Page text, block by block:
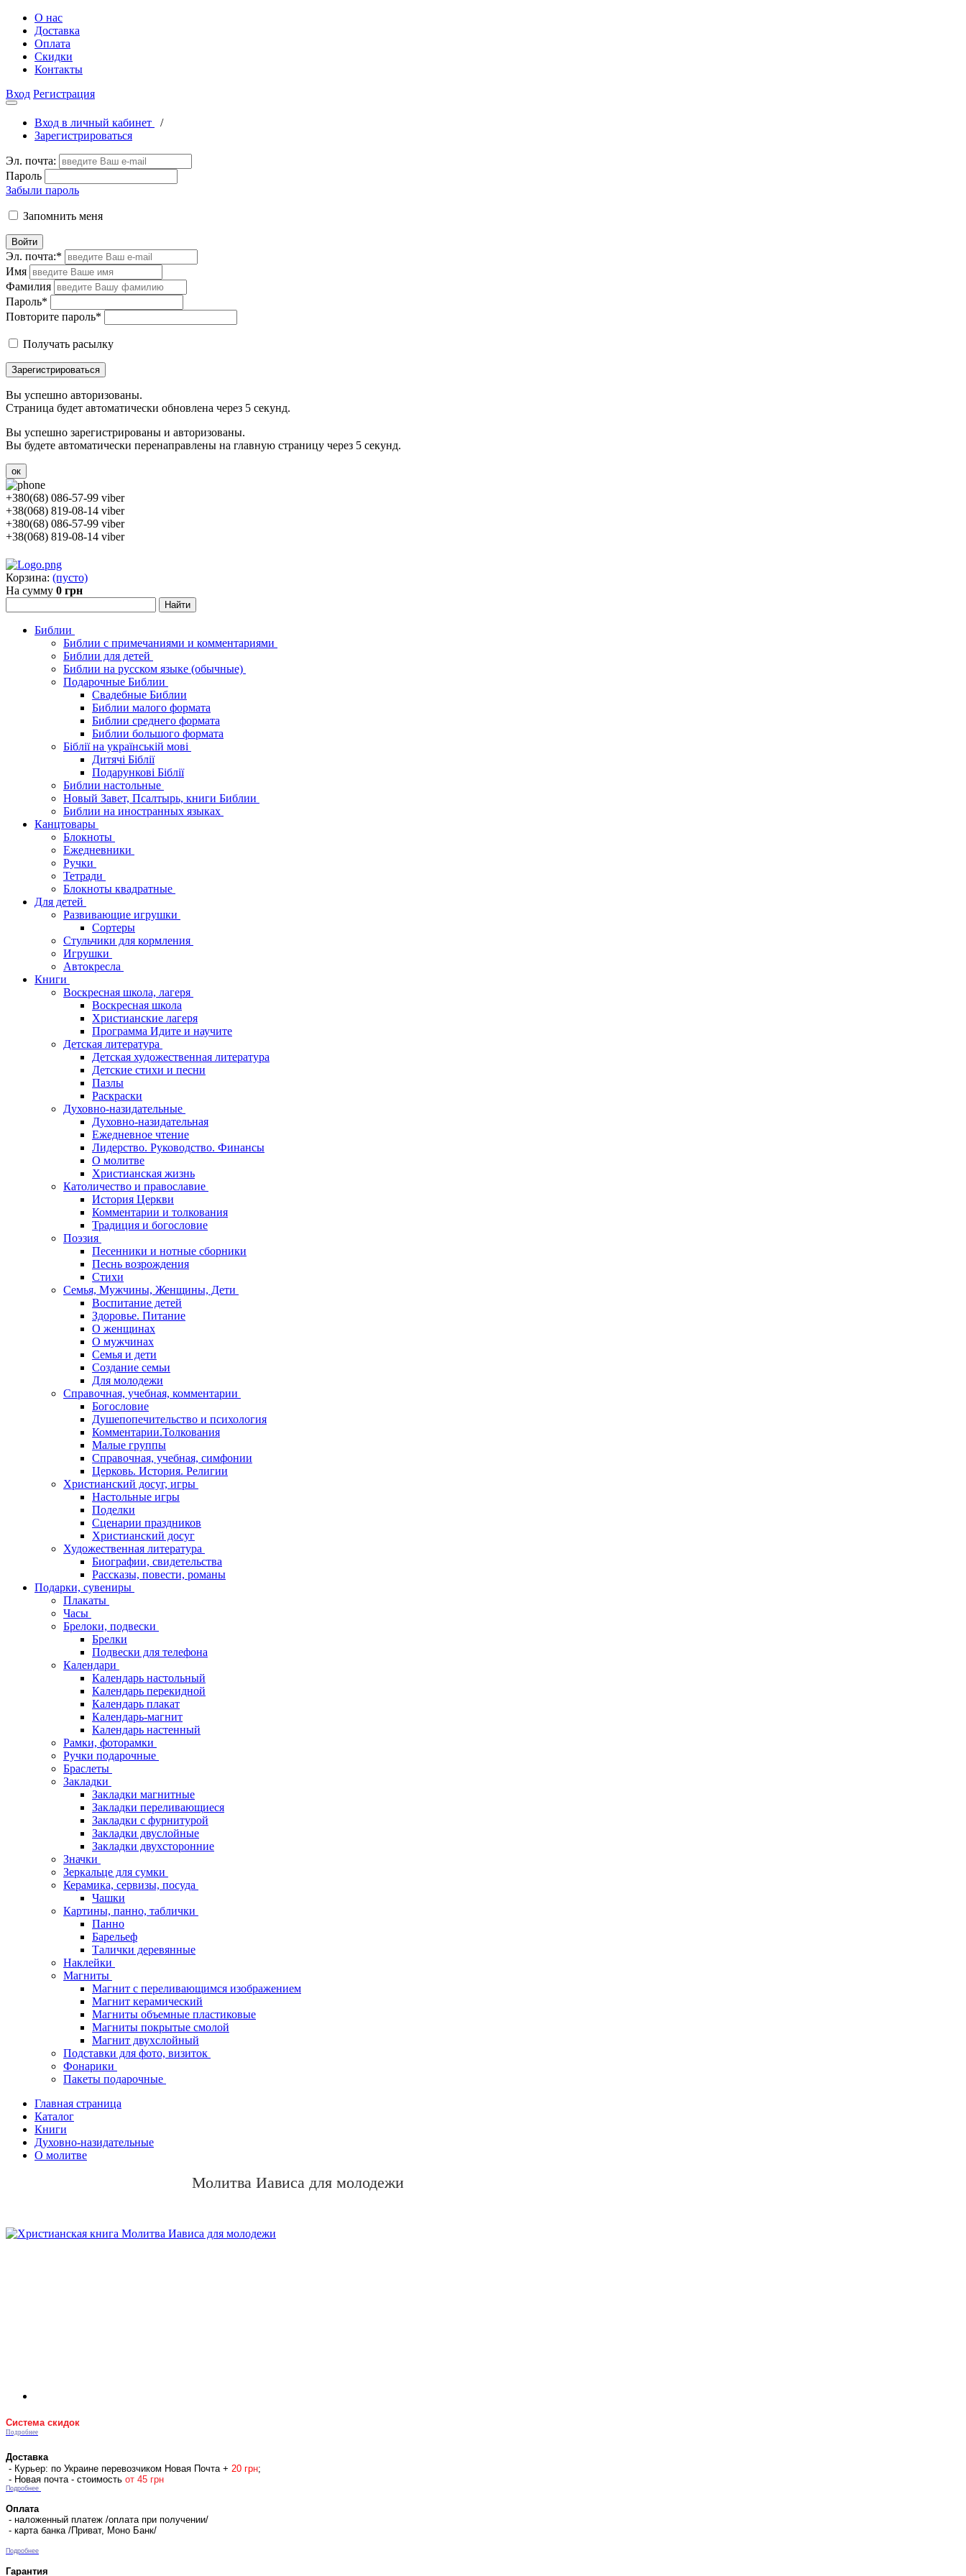
О нас
Доставка
Оплата
Скидки
Контакты
Вход Регистрация
Вход в личный кабинет
/
Зарегистрироваться
Эл. почта:
Пароль
Забыли пароль
Запомнить меня
Войти
Эл. почта:*
Имя
Фамилия
Пароль*
Повторите пароль*
Получать расылку
Зарегистрироваться
Вы успешно авторизованы.
Страница будет автоматически обновлена через 5 секунд.
Вы успешно зарегистрированы и авторизованы.
Вы будете автоматически перенаправлены на главную страницу через 5 секунд.
ок
+380(68) 086-57-99 viber
+38(068) 819-08-14 viber
+380(68) 086-57-99 viber
+38(068) 819-08-14 viber
Корзина: (пусто)
На сумму 0 грн
Библии
Библии с примечаниями и комментариями
Библии для детей
Библии на русском языке (обычные)
Подарочные Библии
Свадебные Библии
Библии малого формата
Библии среднего формата
Библии большого формата
Біблії на українській мові
Дитячі Біблії
Подарункові Біблії
Библии настольные
Новый Завет, Псалтырь, книги Библии
Библии на иностранных языках
Канцтовары
Блокноты
Ежедневники
Ручки
Тетради
Блокноты квадратные
Для детей
Развивающие игрушки
Сортеры
Стульчики для кормления
Игрушки
Автокресла
Книги
Воскресная школа, лагеря
Воскресная школа
Христианские лагеря
Программа Идите и научите
Детская литература
Детская художественная литература
Детские стихи и песни
Пазлы
Раскраски
Духовно-назидательные
Духовно-назидательная
Ежедневное чтение
Лидерство. Руководство. Финансы
О молитве
Христианская жизнь
Католичество и православие
История Церкви
Комментарии и толкования
Традиция и богословие
Поэзия
Песенники и нотные сборники
Песнь возрождения
Стихи
Семья, Мужчины, Женщины, Дети
Воспитание детей
Здоровье. Питание
О женщинах
О мужчинах
Семья и дети
Создание семьи
Для молодежи
Справочная, учебная, комментарии
Богословие
Душепопечительство и психология
Комментарии.Толкования
Малые группы
Справочная, учебная, симфонии
Церковь. История. Религии
Христианский досуг, игры
Настольные игры
Поделки
Сценарии праздников
Христианский досуг
Художественная литература
Биографии, свидетельства
Рассказы, повести, романы
Подарки, сувениры
Плакаты
Часы
Брелоки, подвески
Брелки
Подвески для телефона
Календари
Календарь настольный
Календарь перекидной
Календарь плакат
Календарь-магнит
Календарь настенный
Рамки, фоторамки
Ручки подарочные
Браслеты
Закладки
Закладки магнитные
Закладки переливающиеся
Закладки с фурнитурой
Закладки двуслойные
Закладки двухсторонние
Значки
Зеркальце для сумки
Керамика, сервизы, посуда
Чашки
Картины, панно, таблички
Панно
Барельеф
Талички деревянные
Наклейки
Магниты
Магнит с переливающимся изображением
Магнит керамический
Магниты объемные пластиковые
Магниты покрытые смолой
Магнит двухслойный
Подставки для фото, визиток
Фонарики
Пакеты подарочные
Главная страница
Каталог
Книги
Духовно-назидательные
О молитве
Молитва Иависа для молодежи
Система скидок
Подробнее
Доставка
- Курьер: по Украине перевозчиком Новая Почта + 20 грн;
- Новая почта - стоимость от 45 грн
Подробнее
Оплата
- наложенный платеж /оплата при получении/
- карта банка /Приват, Моно Банк/
Подробнее
Гарантия